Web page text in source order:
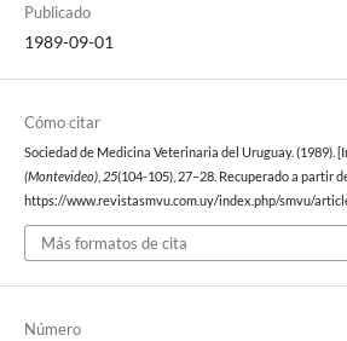
Publicado
1989-09-01
Cómo citar
Sociedad de Medicina Veterinaria del Uruguay. (1989).
(Montevideo), 25(104-105), 27–28. Recuperado a partir
https://www.revistasmvu.com.uy/index.php/smvu/
Más formatos de cita
Número